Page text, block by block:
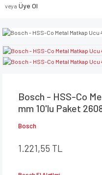
veya Üye Ol
Bosch - HSS-Co
mm 10'lu Paket
Bosch
1.221,55 TL